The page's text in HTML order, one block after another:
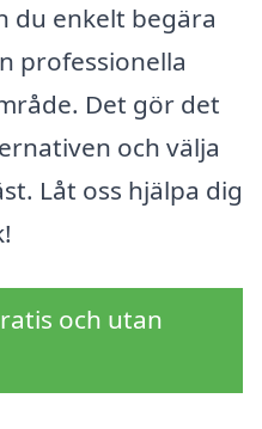
du enkelt begära
professionella
Det gör det
och välja
Låt oss hjälpa dig
och utan